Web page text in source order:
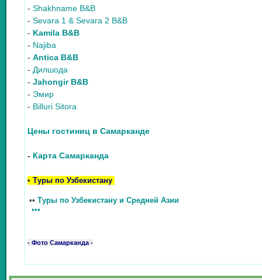
- Shakhname B&B
- Sevara 1 & Sevara 2 B&B
- Kamila B&B
- Najiba
- Antica B&B
- Дилшода
- Jahongir B&B
- Эмир
- Billuri Sitora
Цены гостиниц в Самарканде
- Карта Самарканда
• Туры по Узбекистану
•• Туры по Узбекистану и Средней Азии
•••
- Фото Самарканда -